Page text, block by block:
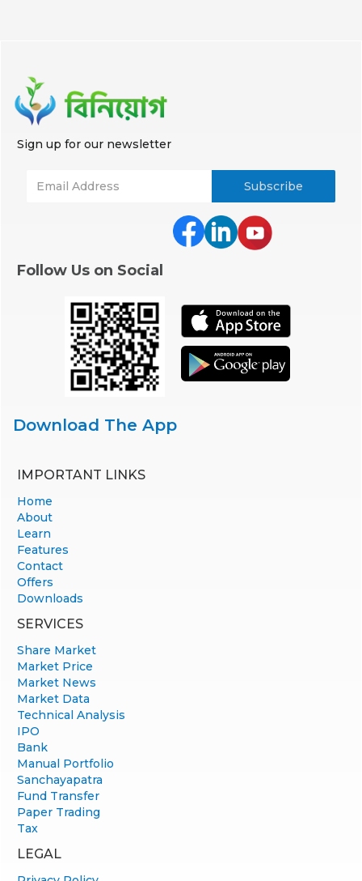
Sign up for our newsletter
Follow Us on Social
Download The App
IMPORTANT LINKS
Home
About
Learn
Features
Contact
Offers
Downloads
SERVICES
Share Market
Market Price
Market News
Market Data
Technical Analysis
IPO
Bank
Manual Portfolio
Sanchayapatra
Fund Transfer
Paper Trading
Tax
LEGAL